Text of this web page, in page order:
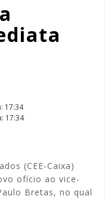
17:34
17:34
(CEE-Caixa)
ofício ao vice-
Bretas, no qual